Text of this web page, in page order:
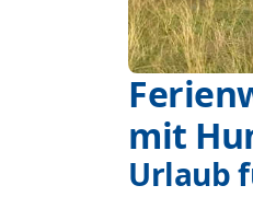
mit
Urlaub